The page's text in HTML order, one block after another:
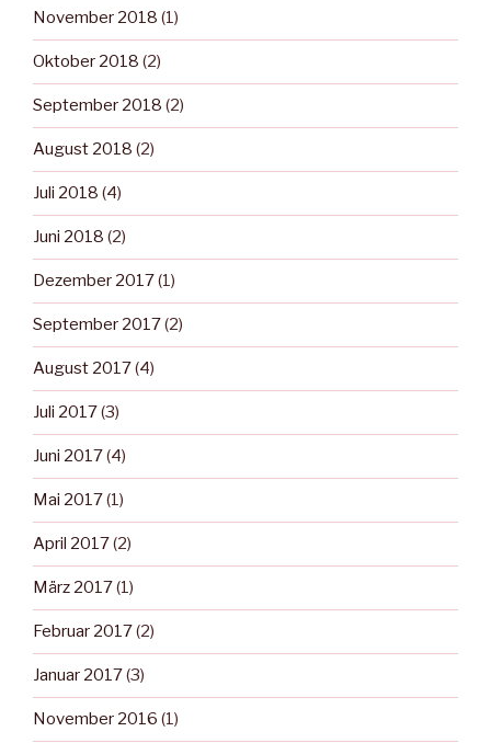
November 2018 (1)
Oktober 2018 (2)
September 2018 (2)
August 2018 (2)
Juli 2018 (4)
Juni 2018 (2)
Dezember 2017(1)
September 2017(2)
August 2017(4)
Juli 2017(3)
Juni 2017(4)
Mai 2017(1)
April 2017(2)
März 2017(1)
Februar 2017(2)
Januar 2017(3)
November 2016 (1)